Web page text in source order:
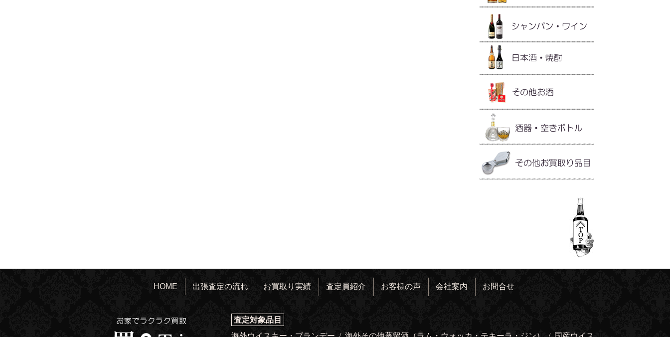
HOME 出張査定の流れ お買取り実績 査定員紹介 お客様の声 会社案内 お問合せ
査定対象品目